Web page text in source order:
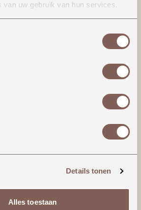
van uw gebruik van hun services.
Details tonen
Alles toestaan
Vingerpopboekje: ik
hou van je, papa
BEKIJKEN
De zoete zusjes